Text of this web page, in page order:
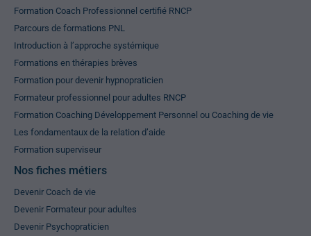
Formation Coach Professionnel certifié RNCP
Parcours de formations PNL
Introduction à l’approche systémique
Formations en thérapies brèves
Formation pour devenir hypnopraticien
Formateur professionnel pour adultes RNCP
Formation Coaching Développement Personnel ou Coaching de vie
Les fondamentaux de la relation d’aide
Formation superviseur
Nos fiches métiers
Devenir Coach de vie
Devenir Formateur pour adultes
Devenir Psychopraticien